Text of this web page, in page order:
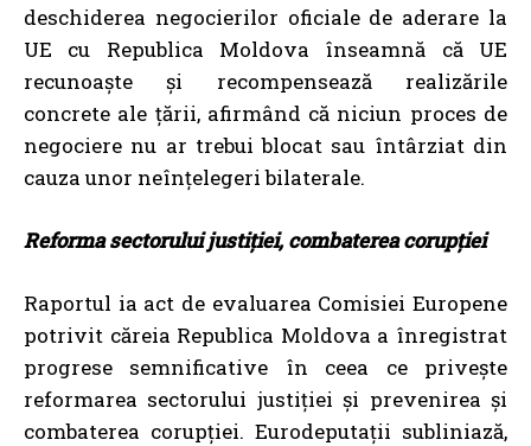
deschiderea negocierilor oficiale de aderare la
UE cu Republica Moldova înseamnă că UE
recunoaște și recompensează realizările
concrete ale țării, afirmând că niciun proces de
negociere nu ar trebui blocat sau întârziat din
cauza unor neînțelegeri bilaterale.
Reforma sectorului justiției, combaterea corupției
Raportul ia act de evaluarea Comisiei Europene
potrivit căreia Republica Moldova a înregistrat
progrese semnificative în ceea ce privește
reformarea sectorului justiției și prevenirea și
combaterea corupției. Eurodeputații subliniază,